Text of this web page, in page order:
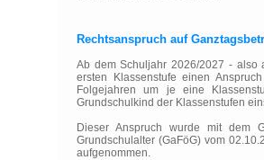
Rechtsanspruch auf
Ab dem Schuljahr 2026/2027 - also
ersten Klassenstufe einen
Folgejahren um je eine
Grundschulkind der Klassenstufen
Dieser Anspruch wurde mit dem
Grundschulalter (GaFöG) vom
aufgenommen.